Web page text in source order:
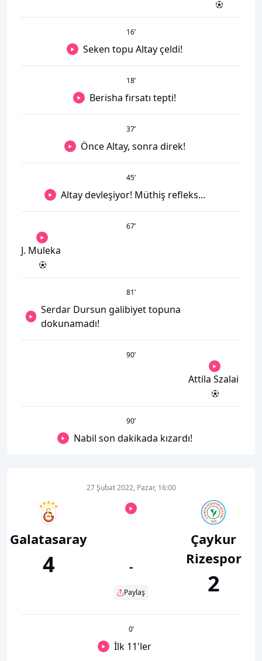
16’
Seken topu Altay çeldi!
18’
Berisha fırsatı tepti!
37’
Önce Altay, sonra direk!
45’
Altay devleşiyor! Müthiş refleks...
67’
J. Muleka
81’
Serdar Dursun galibiyet topuna
dokunamadı!
90’
Attila Szalai
90’
Nabil son dakikada kızardı!
Galatasaray
4
27 Şubat 2022, Pazar, 16:00
-
Paylaş
Çaykur
Rizespor
2
0’
İlk 11'ler